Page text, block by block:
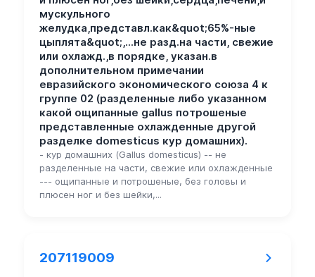
мускульного
желудка,представл.как&quot;65%-ные
цыплята&quot;,...не разд.на части, свежие
или охлажд.,в порядке, указан.в
дополнительном примечании
евразийского экономического союза 4 к
группе 02 (разделенные либо указанном
какой ощипанные gallus потрошеные
представленные охлажденные другой
разделке domesticus кур домашних).
- кур домашних (Gallus domesticus) -- не
разделенные на части, свежие или охлажденные
--- ощипанные и потрошеные, без головы и
плюсен ног и без шейки,...
207119009